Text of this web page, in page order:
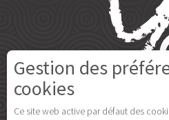
Gestion des
cookies
Ce site web active par défaut des